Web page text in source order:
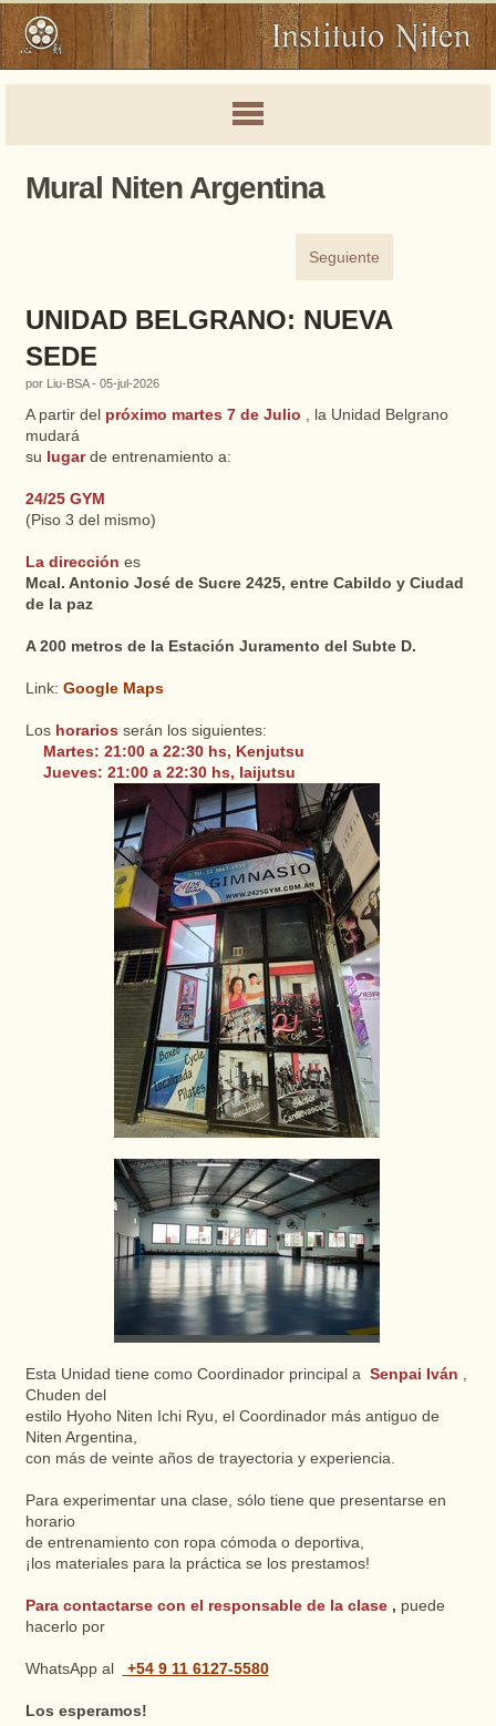
Mural Niten Argentina
Seguiente
UNIDAD BELGRANO: NUEVA
SEDE
por Liu-BSA - 05-jul-2026
A partir del próximo martes 7 de Julio , la Unidad Belgrano
mudará
su lugar de entrenamiento a:
24/25 GYM
(Piso 3 del mismo)
La dirección es
Mcal. Antonio José de Sucre 2425, entre Cabildo y Ciudad
de la paz
A 200 metros de la Estación Juramento del Subte D.
Link: Google Maps
Los horarios serán los siguientes:
Martes: 21:00 a 22:30 hs, Kenjutsu
Jueves: 21:00 a 22:30 hs, Iaijutsu
Esta Unidad tiene como Coordinador principal a Senpai Iván ,
Chuden del
estilo Hyoho Niten Ichi Ryu, el Coordinador más antiguo de
Niten Argentina,
con más de veinte años de trayectoria y experiencia.
Para experimentar una clase, sólo tiene que presentarse en
horario
de entrenamiento con ropa cómoda o deportiva,
¡los materiales para la práctica se los prestamos!
Para contactarse con el responsable de la clase , puede
hacerlo por
WhatsApp al +54 9 11 6127-5580
Los esperamos!